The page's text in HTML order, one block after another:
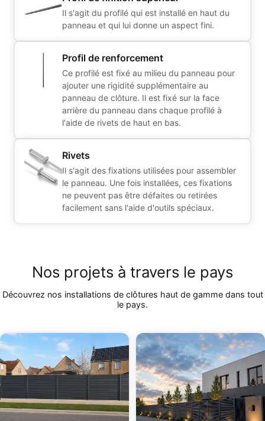
Il s'agit du profilé qui est installé en haut du
panneau et qui lui donne un aspect fini.
Profil de renforcement
Ce profilé est fixé au milieu du panneau pour
ajouter une rigidité supplémentaire au
panneau de clôture. Il est fixé sur la face
arrière du panneau dans chaque profilé à
l'aide de rivets de haut en bas.
Rivets
Il s'agit des fixations utilisées pour assembler
le panneau. Une fois installées, ces fixations
ne peuvent pas être défaites ou retirées
facilement sans l'aide d'outils spéciaux.
Nos projets à travers le pays
Découvrez nos installations de clôtures haut de gamme dans tout
le pays.